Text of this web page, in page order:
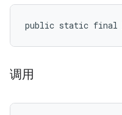
public static final
调用